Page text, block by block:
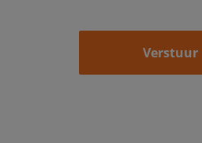
Verstuur